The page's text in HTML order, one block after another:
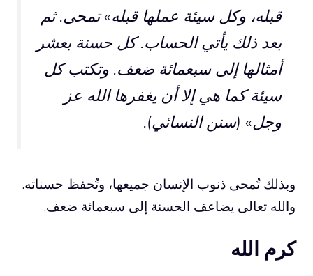
قبله، وكل سيئة عملها قبله» تمحى. ثم
بعد ذلك يأتي الحساب. كل حسنة بعشر
أمثالها إلى سبعمائة ضعف. وتكتب كل
سيئة كما هي إلا أن يغفرها الله عز
وجل» (سنن النسائي).
وبذلك تُمحى ذنوب الإنسان جميعها، وتُحفظ حسناته.
والله تعالى يضاعف الحسنة إلى سبعمائة ضعف.
كرم الله